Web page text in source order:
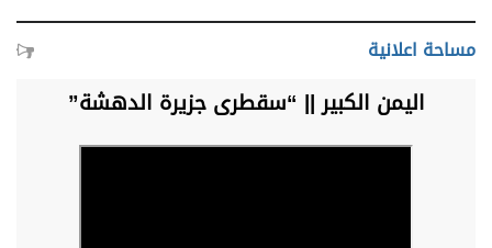
مساحة اعلانية
اليمن الكبير || “سقطرى جزيرة الدهشة”